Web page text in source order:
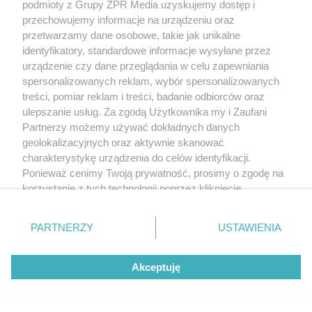
wodzie para-klastrów, tym jest ona gorsza. Woda
wodociągowa według teorii składa się w 95% z para-
klastrów, które mogą być zmienione w orto-klastry
za pomocą specjalnych urządzeń. Ale zacznijmy od
początku, czyli wyjaśnienia pojęć.
Woda rzeczywiście łączy się w klastry. Są to grupy
cząsteczek wody połączonych wiązaniem
wodorowym. Dzięki temu woda w temperaturze
pokojowej jest cieczą, a nie gazem. Wiązanie
(Dipoli - cząsteczek, które posiadają w swojej
budowie biegun dodatni i ujemny. Woda do takich
należy. Biegun dodatni jest umiejscowiony na
podmioty z Grupy ZPR Media uzyskujemy dostęp i
przechowujemy informacje na urządzeniu oraz
przetwarzamy dane osobowe, takie jak unikalne
identyfikatory, standardowe informacje wysyłane przez
urządzenie czy dane przeglądania w celu zapewniania
spersonalizowanych reklam, wybór spersonalizowanych
treści, pomiar reklam i treści, badanie odbiorców oraz
ulepszanie usług. Za zgodą Użytkownika my i Zaufani
Partnerzy możemy używać dokładnych danych
geolokalizacyjnych oraz aktywnie skanować
charakterystykę urządzenia do celów identyfikacji.
Ponieważ cenimy Twoją prywatność, prosimy o zgodę na
korzystanie z tych technologii poprzez kliknięcie
zmienić/wycofać klikając przycisk ustawień prywatności
znajdujący się w lewym dolnym rogu strony
rodzaje przetwarzania danych nie wymagają zgody
użytkownika, ale masz prawo sprzeciwić się takiemu
przetwarzaniu. Preferencje będą miały zastosowanie tylko
PARTNERZY USTAWIENIA
Akceptuję